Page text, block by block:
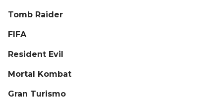
Tomb Raider
FIFA
Resident Evil
Mortal Kombat
Gran Turismo